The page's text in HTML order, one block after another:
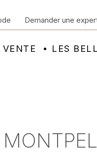
LES
Demander une